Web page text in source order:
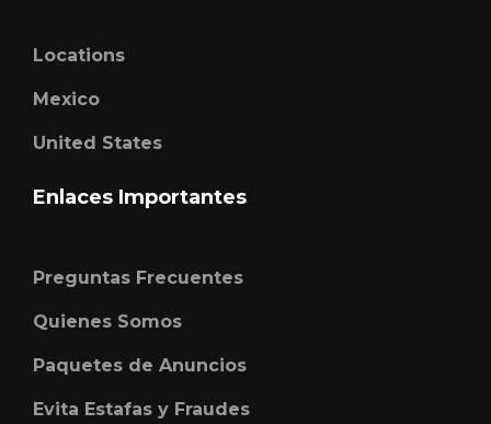
Locations
Mexico
United States
Enlaces Importantes
Preguntas Frecuentes
Quienes Somos
Paquetes de Anuncios
Evita Estafas y Fraudes